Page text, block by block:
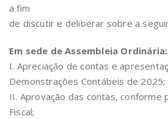
a fim
de discutir e deliberar sobre a
Em sede de Assembleia Ordinária:
I. Apreciação de contas e
Demonstrações Contábeis de 2025;
II. Aprovação das contas, conforme
Fiscal;